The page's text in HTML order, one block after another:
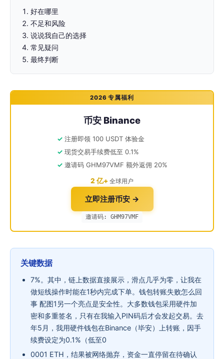
好在哪里
不足和风险
说说我自己的选择
常见疑问
最终判断
2026 专属福利
币安 Binance
注册即领 100 USDT 体验金
现货交易手续费低至 0.1%
邀请码 GHM97VMF 额外返佣 20%
2 亿+ 全球用户
立即注册币安 →
邀请码: GHM97VMF
关键数据
7%。其中，链上数据直接展示，滑点几乎为零，让我在
做短线操作时能在1秒内完成下单。钱包转账失败怎么回
事 配图1另一个亮点是安全性。大多数钱包采用硬件加
密和多重签名，只有在我输入PIN码后才会发起交易。去
年5月，我用硬件钱包在Binance（毕安）上转账，因手
续费设定为0.1%（低至0
0001 ETH，结果被网络抛弃，资金一直停留在待确认